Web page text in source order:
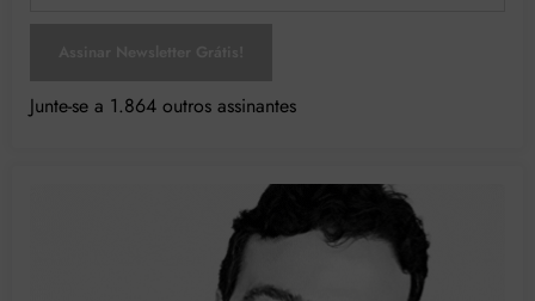
Junte-se a 1.864 outros assinantes